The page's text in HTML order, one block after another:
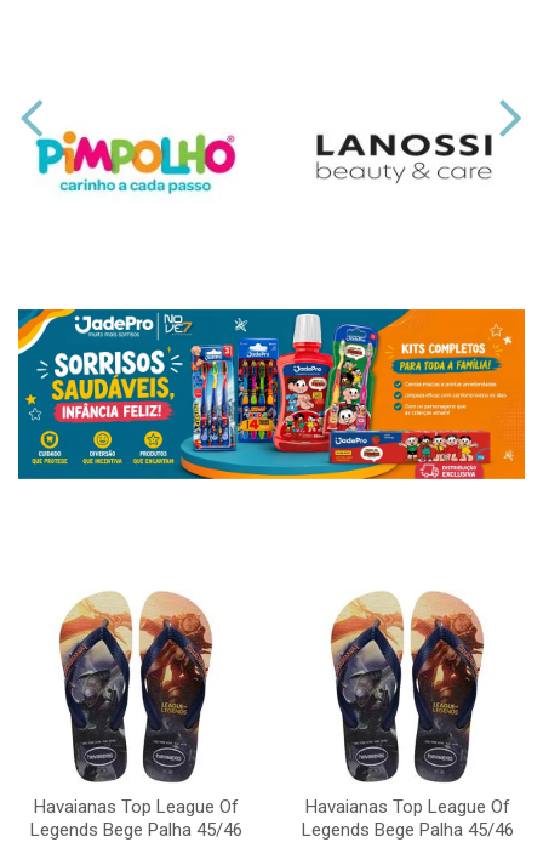
Havaianas Top League Of
Legends Bege Palha 45/46
Havaianas Top League Of
Legends Bege Palha 45/46